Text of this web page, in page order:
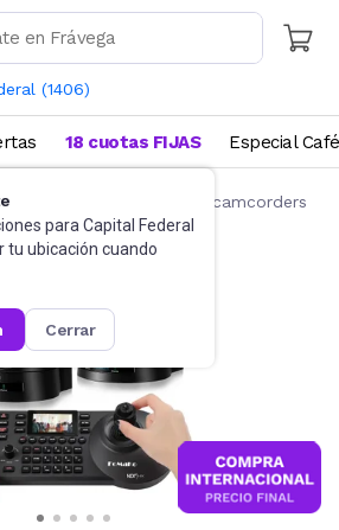
(1406)
para Capital Federal
tu ubicación cuando
cerrar
18 cuotas FIJAS Especial Café
Videocámaras y camcorders